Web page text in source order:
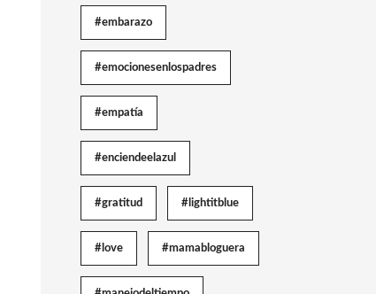
#embarazo
#emocionesenlospadres
#empatía
#enciendeelazul
#gratitud #lightitblue
#love #mamabloguera